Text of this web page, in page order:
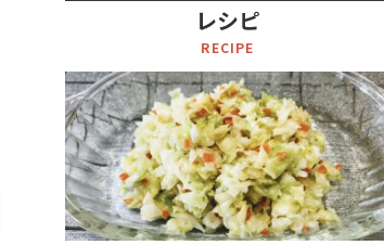
レシピ
RECIPE